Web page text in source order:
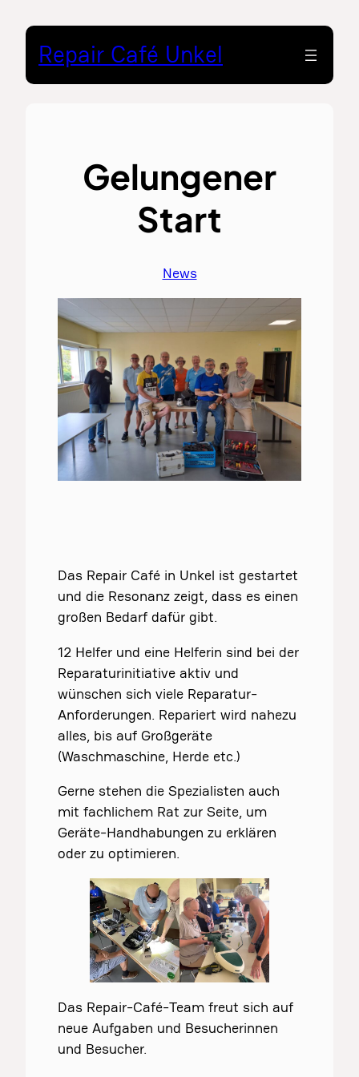
Inhalt
springenRepair Café Unkel
Gelungener
Start
News
Das Repair Café in Unkel ist gestartet
und die Resonanz zeigt, dass es einen
großen Bedarf dafür gibt.
12 Helfer und eine Helferin sind bei der
Reparaturinitiative aktiv und
wünschen sich viele Reparatur-
Anforderungen. Repariert wird nahezu
alles, bis auf Großgeräte
(Waschmaschine, Herde etc.)
Gerne stehen die Spezialisten auch
mit fachlichem Rat zur Seite, um
Geräte-Handhabungen zu erklären
oder zu optimieren.
Das Repair-Café-Team freut sich auf
neue Aufgaben und Besucherinnen
und Besucher.